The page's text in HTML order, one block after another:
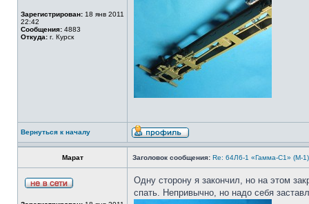
Зарегистрирован: 18 янв 2011
22:42
Сообщения: 4883
Откуда: г. Курск
Вернуться к началу
Марат Заголовок сообщения: Re: 64Л6-1 «Гамма-С1» (М-
Одну сторону я закончил, но на этом
спать. Непривычно, но надо себя